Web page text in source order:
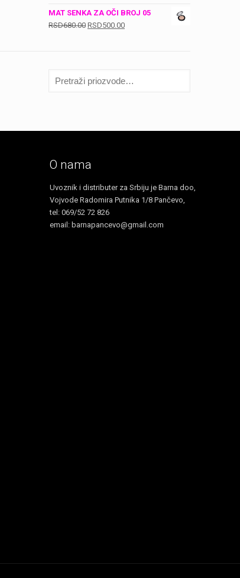
MAT SENKA ZA OČI BROJ 05
RSD680.00 Оригинална
RSD500.00Тренутна
O nama
Uvoznik i distributer za Srbiju je Barna doo,
Vojvode Radomira Putnika 1/8 Pančevo,
tel: 069/52 72 826
email: barnapancevo@gmail.com